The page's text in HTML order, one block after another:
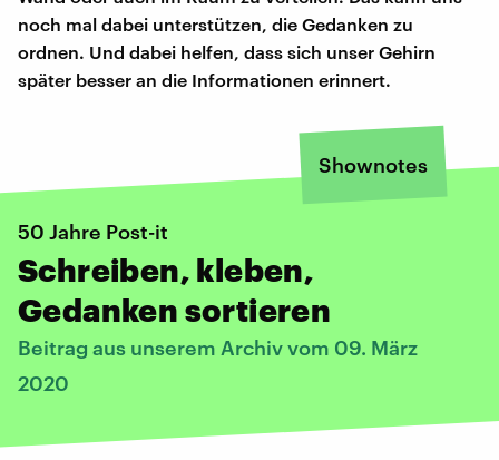
noch mal dabei unterstützen, die Gedanken zu
ordnen. Und dabei helfen, dass sich unser Gehirn
später besser an die Informationen erinnert.
Shownotes
50 Jahre Post-it
Schreiben, kleben,
Gedanken sortieren
Beitrag aus unserem Archiv vom 09. März
2020